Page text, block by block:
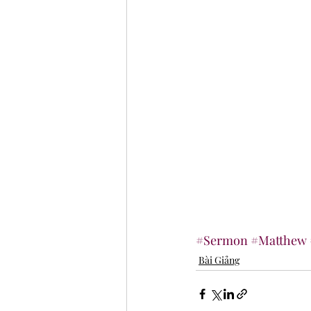
#Sermon #Matthew
Bài Giảng